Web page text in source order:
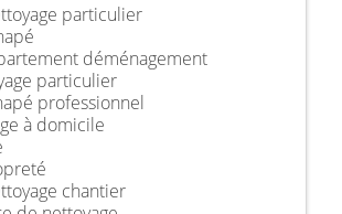
particulier
déménagement
particulier
professionnel
à domicile
chantier